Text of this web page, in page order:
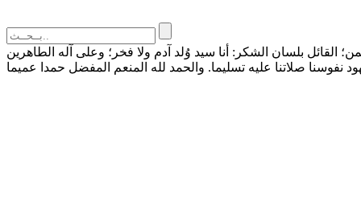
بلسان الشكر: أنا سيد وُلد آدم ولا فخر؛ وعلى آله الطاهرين